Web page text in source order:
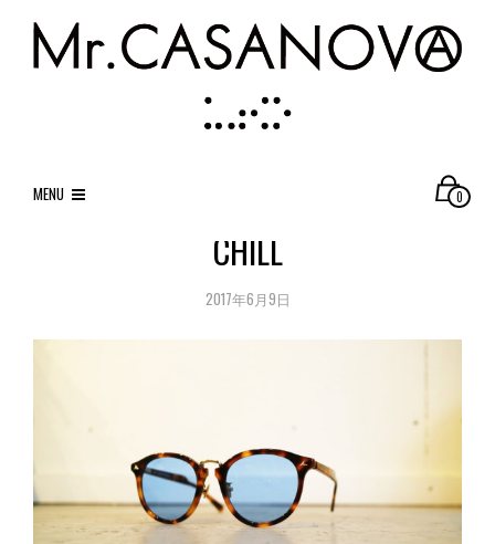
MENU 0
CHILL
2017年6月9日